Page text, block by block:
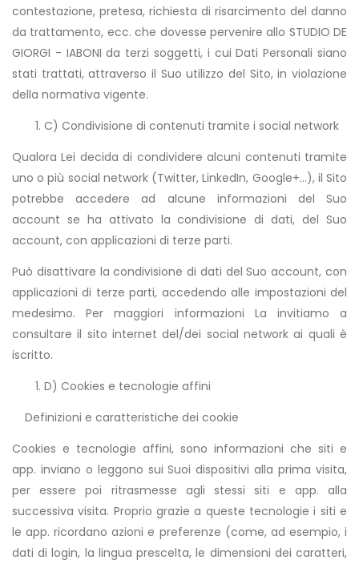
contestazione, pretesa, richiesta di risarcimento del danno
da trattamento, ecc. che dovesse pervenire allo STUDIO DE
GIORGI - IABONI da terzi soggetti, i cui Dati Personali siano
stati trattati, attraverso il Suo utilizzo del Sito, in violazione
della normativa vigente.
C) Condivisione di contenuti tramite i social network
Qualora Lei decida di condividere alcuni contenuti tramite
uno o più social network (Twitter, LinkedIn, Google+…), il Sito
potrebbe accedere ad alcune informazioni del Suo
account se ha attivato la condivisione di dati, del Suo
account, con applicazioni di terze parti.
Può disattivare la condivisione di dati del Suo account, con
applicazioni di terze parti, accedendo alle impostazioni del
medesimo. Per maggiori informazioni La invitiamo a
consultare il sito internet del/dei social network ai quali è
iscritto.
D) Cookies e tecnologie affini
Definizioni e caratteristiche dei cookie
Cookies e tecnologie affini, sono informazioni che siti e
app. inviano o leggono sui Suoi dispositivi alla prima visita,
per essere poi ritrasmesse agli stessi siti e app. alla
successiva visita. Proprio grazie a queste tecnologie i siti e
le app. ricordano azioni e preferenze (come, ad esempio, i
dati di login, la lingua prescelta, le dimensioni dei caratteri,